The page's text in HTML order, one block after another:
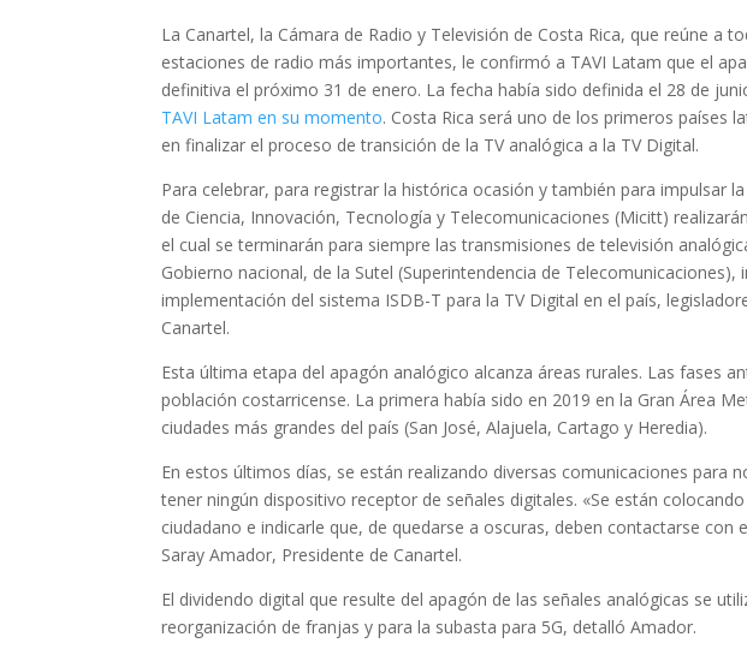
La Canartel, la Cámara de Radio y Televisión de Costa Rica, que reúne a
estaciones de radio más importantes, le confirmó a TAVI Latam que el
definitiva el próximo 31 de enero. La fecha había sido definida el 28 de
TAVI Latam en su momento. Costa Rica será uno de los primeros países
en finalizar el proceso de transición de la TV analógica a la TV Digital.
Para celebrar, para registrar la histórica ocasión y también para impulsar
de Ciencia, Innovación, Tecnología y Telecomunicaciones (Micitt)
el cual se terminarán para siempre las transmisiones de televisión
Gobierno nacional, de la Sutel (Superintendencia de
implementación del sistema ISDB-T para la TV Digital en el país,
Canartel.
Esta última etapa del apagón analógico alcanza áreas rurales. Las fases
población costarricense. La primera había sido en 2019 en la Gran Área
ciudades más grandes del país (San José, Alajuela, Cartago y Heredia).
En estos últimos días, se están realizando diversas comunicaciones para
tener ningún dispositivo receptor de señales digitales. «Se están
ciudadano e indicarle que, de quedarse a oscuras, deben contactarse
Saray Amador, Presidente de Canartel.
El dividendo digital que resulte del apagón de las señales analógicas se
reorganización de franjas y para la subasta para 5G, detalló Amador.